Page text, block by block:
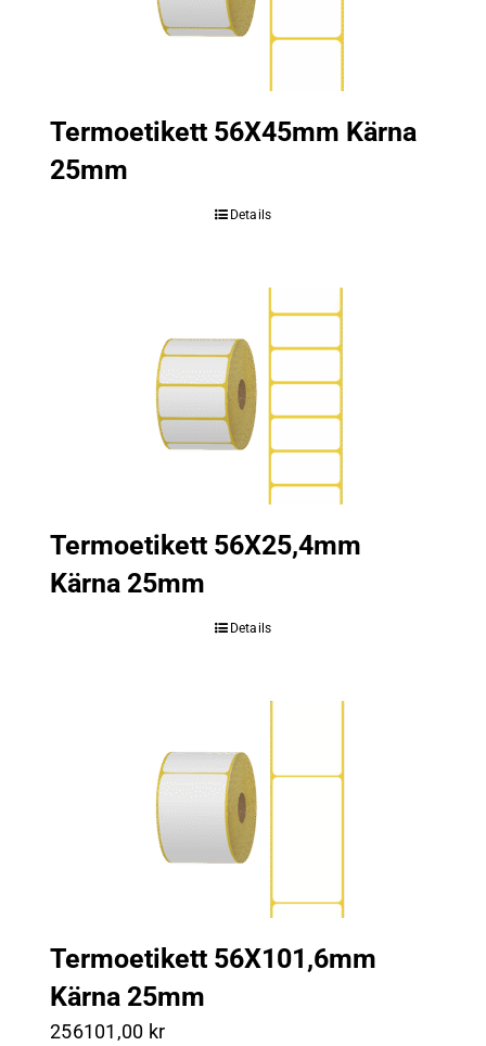
Termoetikett 56X45mm Kärna
25mm
Details
Termoetikett 56X25,4mm
Kärna 25mm
Details
Termoetikett 56X101,6mm
Kärna 25mm
256101,00 kr